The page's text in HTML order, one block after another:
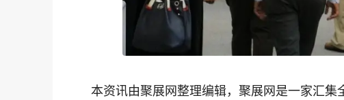
本资讯由聚展网整理编辑，聚展网是一家汇集